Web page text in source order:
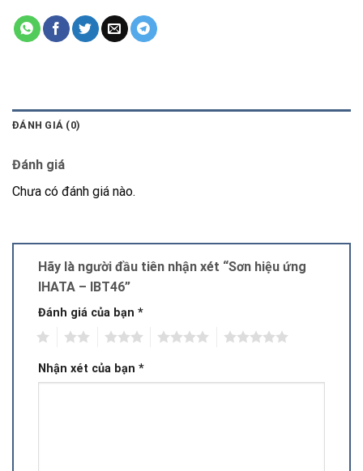
ĐÁNH GIÁ (0)
Đánh giá
Chưa có đánh giá nào.
Hãy là người đầu tiên nhận xét “Sơn hiệu ứng
IHATA – IBT46”
Đánh giá của bạn *
Nhận xét của bạn *